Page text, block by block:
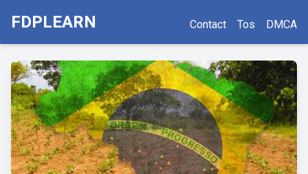
FDPLEARN Contact Tos DMCA